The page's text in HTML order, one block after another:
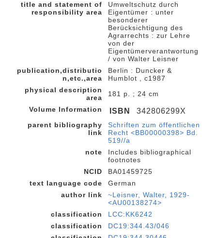
title and statement of
responsibility area
Umweltschutz durch
Eigentümer : unter
besonderer
Berücksichtigung des
Agrarrechts : zur Lehre
von der
Eigentümerverantwortung
/ von Walter Leisner
publication,distributio
n,etc.,area
Berlin : Duncker &
Humblot , c1987
physical description
area
181 p. ; 24 cm
Volume Information
ISBN 342806299X
parent bibliography
link
Schriften zum öffentlichen
Recht <BB00000398> Bd.
519//a
note
Includes bibliographical
footnotes
NCID
BA01459725
text language code
German
author link
~Leisner, Walter, 1929-
<AU00138274>
classification
LCC:KK6242
classification
DC19:344.43/046